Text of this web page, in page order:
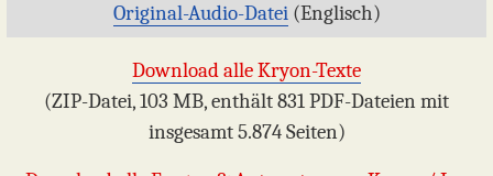
Original-Audio-Datei(Englisch)
Download alle Kryon-Texte
(ZIP-Datei, 103 MB, enthält 831 PDF-Dateien mit
insgesamt 5.874 Seiten)